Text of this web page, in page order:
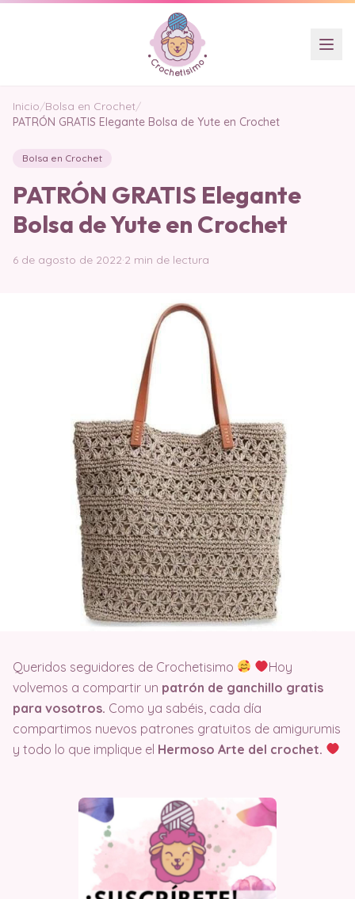
Inicio/Bolsa en Crochet/
PATRÓN GRATIS Elegante Bolsa de Yute en Crochet
Bolsa en Crochet
PATRÓN GRATIS Elegante
Bolsa de Yute en Crochet
6 de agosto de 2022·2 min de lectura
Queridos seguidores de Crochetisimo
Hoy
volvemos a compartir un patrón de ganchillo gratis
para vosotros. Como ya sabéis, cada día
compartimos nuevos patrones gratuitos de amigurumis
y todo lo que implique el Hermoso Arte del crochet.